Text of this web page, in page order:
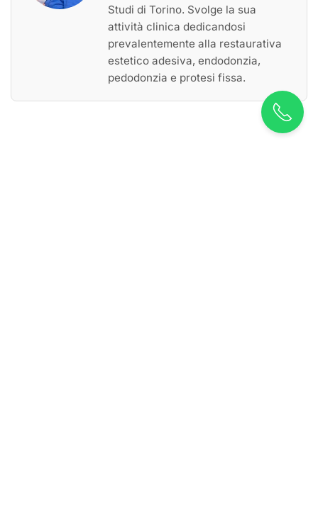
Studi di Torino. Svolge la sua
attività clinica dedicandosi
prevalentemente alla restaurativa
estetico adesiva, endodonzia,
pedodonzia e protesi fissa.